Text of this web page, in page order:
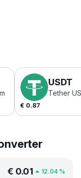
USDT
Tether
€ 0.87
€ 0.01 12.04 %